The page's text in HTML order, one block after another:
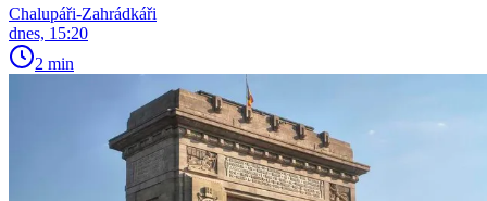
Chalupáři-Zahrádkáři
dnes, 15:20
2 min